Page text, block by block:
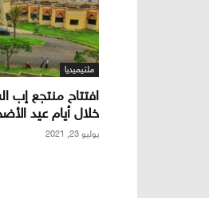
ملتيميديا
افتتاح منتجع إب
خلال أيام عيد
يوليو 23, 2021